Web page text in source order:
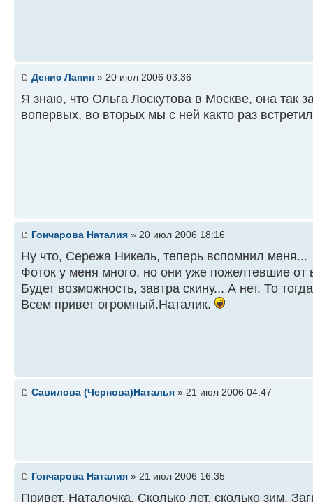
Денис Лапин » 20 июл 2006 03:36
Я знаю, что Ольга Лоскутова в Москве, она так
вопервых, во вторых мы с ней както раз
Гончарова Наталия » 20 июл 2006 18:16
Ну что, Сережа Никель, теперь вспомнил меня...
Фоток у меня много, но они уже пожелтевшие от
Будет возможность, завтра скину... А нет. То
Всем привет огромный.Наталик.
Савилова (Чернова)Наталья » 21 июл 2006 04:47
Гончарова Наталия » 21 июл 2006 16:35
Привет, Наталочка. Сколько лет, сколько зим.